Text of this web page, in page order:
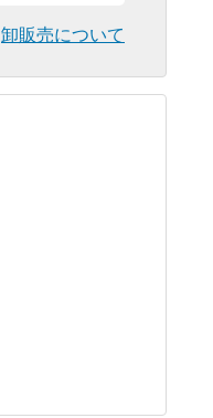
卸販売について